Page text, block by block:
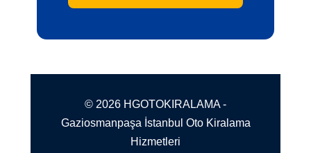
© 2026 HGOTOKIRALAMA -
Gaziosmanpaşa İstanbul Oto Kiralama
Hizmetleri